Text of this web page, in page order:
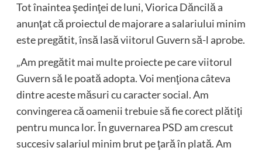
Tot înaintea şedinţei de luni, Viorica Dăncilă a
anunţat că proiectul de majorare a salariului minim
este pregătit, însă lasă viitorul Guvern să-l aprobe.
„Am pregătit mai multe proiecte pe care viitorul
Guvern să le poată adopta. Voi menţiona câteva
dintre aceste măsuri cu caracter social. Am
convingerea că oamenii trebuie să fie corect plătiţi
pentru munca lor. În guvernarea PSD am crescut
succesiv salariul minim brut pe ţară în plată. Am